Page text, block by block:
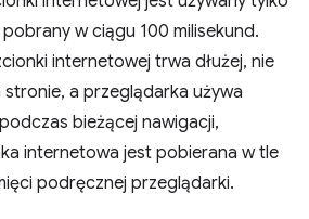
w ciągu 100 milisekund.
internetowej trwa dłużej, nie
a przeglądarka używa
bieżącej nawigacji,
internetowa jest pobierana w tle
podręcznej przeglądarki.